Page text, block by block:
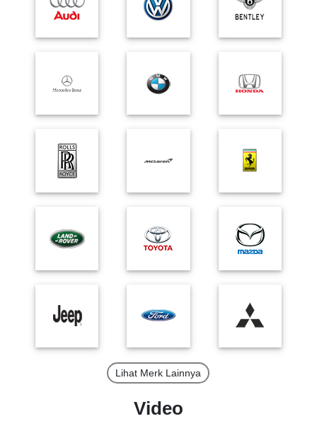
Lihat Merk Lainnya
Video